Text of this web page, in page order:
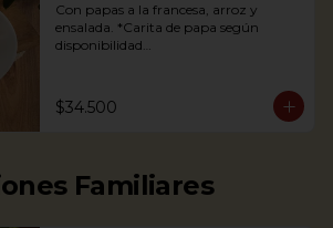
Con papas a la francesa, arroz y
ensalada. *Carita de papa según
disponibilidad
children’s menu is served with french
fries, a potato happy face*, rice and
$34.500
Familiares